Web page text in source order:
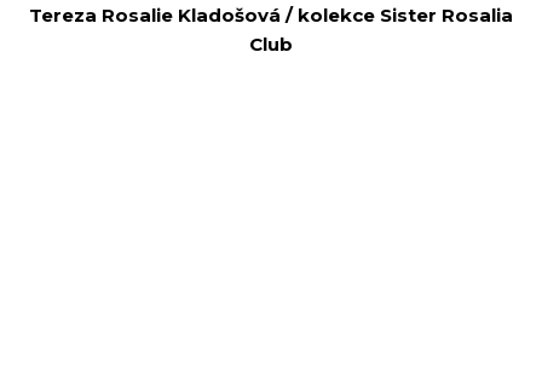
Tereza Rosalie Kladošová / kolekce Sister Rosalia
Club